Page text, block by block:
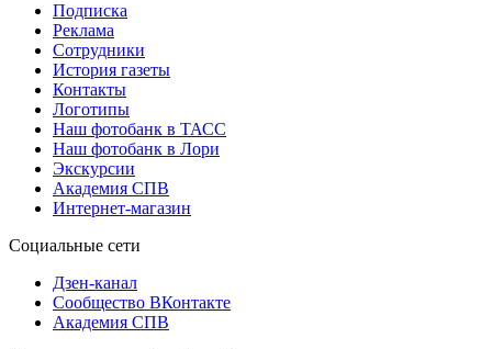
Подписка
Реклама
Сотрудники
История газеты
Контакты
Логотипы
Наш фотобанк в ТАСС
Наш фотобанк в Лори
Экскурсии
Академия СПВ
Интернет-магазин
Социальные сети
Дзен-канал
Сообщество ВКонтакте
Академия СПВ